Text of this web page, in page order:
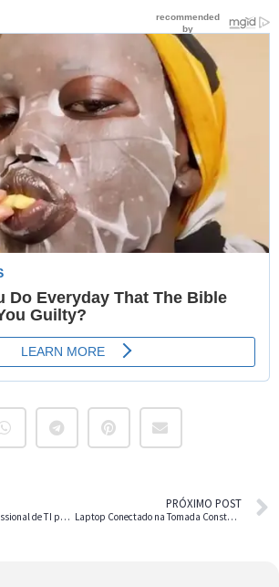
A Importância do Profissional de TI para as Empresas
PRÓXIMO POST
Laptop Conectado na Tomada Constantemente – O que Você Precisa Saber